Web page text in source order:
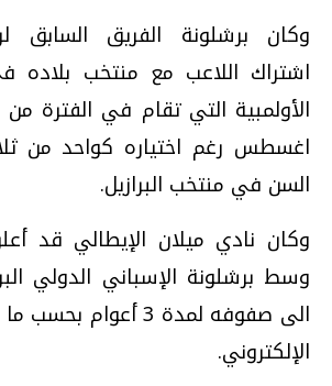
وكان برشلونة الفريق السابق
اشتراك اللاعب مع منتخب بلاده
اغسطس رغم اختياره كواحد من
السن في منتخب البرازيل.
وكان نادي ميلان الإيطالي قد
وسط برشلونة الإسباني الدولي
الى صفوفه لمدة 3
الإلكتروني.